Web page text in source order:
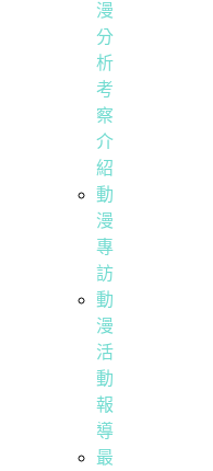
漫
分
析
考
察
介
紹
動
漫
專
訪
動
漫
活
動
報
導
最